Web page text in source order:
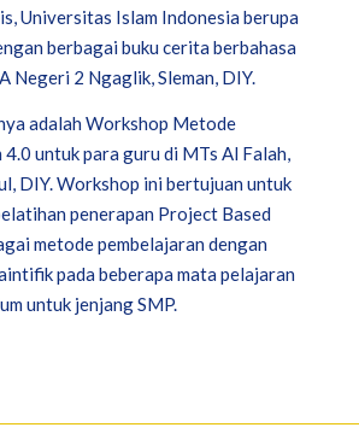
Universitas Islam Indonesia berupa
berbagai buku cerita berbahasa
Negeri 2 Ngaglik, Sleman, DIY.
adalah Workshop Metode
4.0 untuk para guru di MTs Al Falah,
DIY. Workshop ini bertujuan untuk
penerapan Project Based
metode pembelajaran dengan
pada beberapa mata pelajaran
untuk jenjang SMP.